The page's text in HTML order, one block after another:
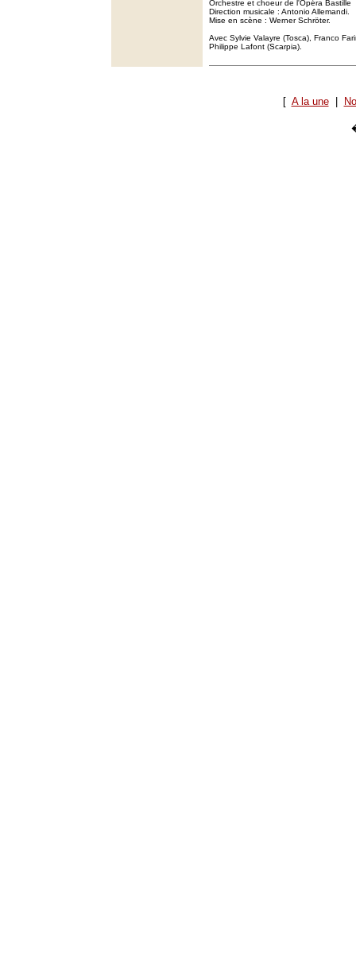
Orchestre et choeur de l'Opéra Bastille
Direction musicale : Antonio Allemandi.
Mise en scène : Werner Schröter.
Avec Sylvie Valayre (Tosca), Franco
Philippe Lafont (Scarpia).
[ A la une|